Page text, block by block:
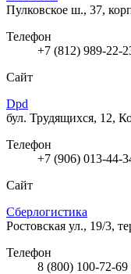
Пулковское ш., 37,
Телефон
+7 (812) 989-22-
Сайт
Dpd
бул. Трудящихся, 12,
Телефон
+7 (906) 013-44-
Сайт
Сберлогистика
Ростовская ул., 19/3,
Телефон
8 (800) 100-72-69